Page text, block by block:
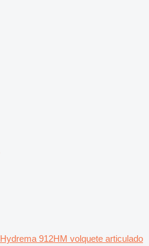
Hydrema 912HM volquete articulado